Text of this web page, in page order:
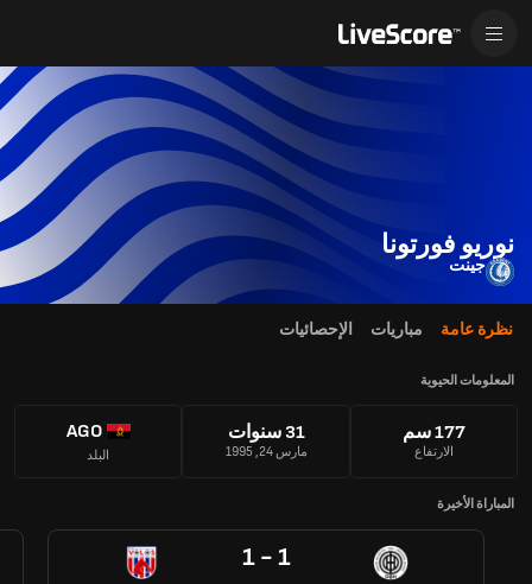
نوريو فورتونا
جينت
نظرة عامة مباريات الإحصائيات
المعلومات الحيوية
177 سم
الارتفاع
31 سنوات
مارس 24, 1995
AGO
البلد
المباراة الأخيرة
1 - 1